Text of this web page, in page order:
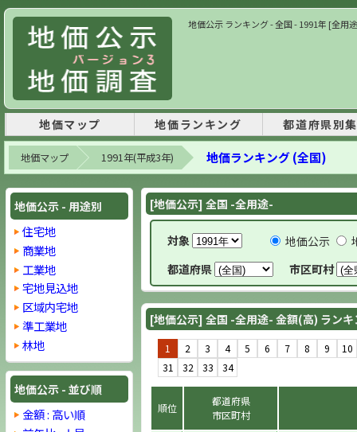
地価公示 ランキング - 全国 - 1991年 [全用
地価マップ 地価ランキング 都道府県別
地価マップ 1991年(平成3年) 地価ランキング (全国)
地価公示 - 用途別
住宅地
商業地
工業地
宅地見込地
区域内宅地
準工業地
林地
地価公示 - 並び順
金額 : 高い順
[地価公示] 全国 -全用途-
対象 地価公示
都道府県
市区町村
[地価公示] 全国 -全用途- 金額(高) ラン
1 2 3 4 5 6 7 8 9
10
31
32 33 34
順位
都道府県
市区町村